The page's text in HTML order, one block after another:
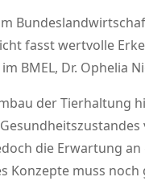
fasst wertvolle
BMEL, Dr. Ophelia
der Tierhaltung
die Erwartung
Konzepte muss